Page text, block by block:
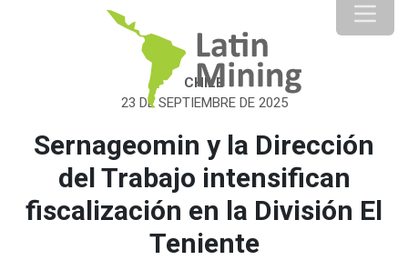
CHILE
23 DE SEPTIEMBRE DE 2025
Sernageomin y la Dirección
del Trabajo intensifican
fiscalización en la División El
Teniente